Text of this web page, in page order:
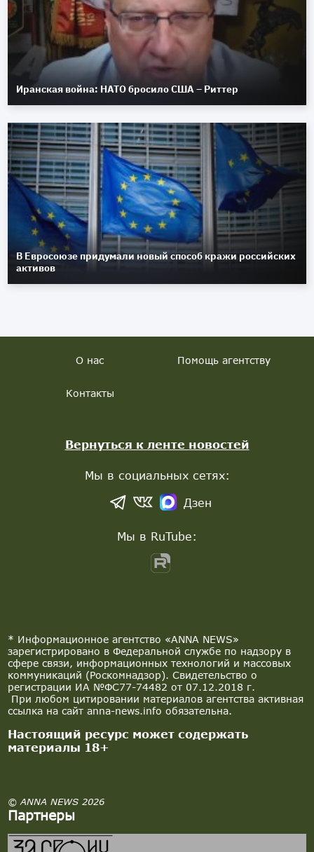
Иранская война: НАТО бросило США – Риттер
В Евросоюзе придумали новый способ кражи российских
активов
* Информационное агентство «ANNA NEWS»
зарегистрировано в Федеральной службе по надзору в
сфере связи, информационных технологий и массовых
коммуникаций (Роскомнадзор). Свидетельство о
регистрации ИА №ФС77-74482 от 07.12.2018 г.
При любом цитировании материалов агентства активная
ссылка на сайт anna-news.info обязательна.
Настоящий ресурс может содержать
материалы 18+
© ANNA NEWS 2026
Партнеры
О нас Помощь агентству
Контакты
Вернуться к ленте новостей
Мы в социальных сетях:
Дзен
Мы в RuTube: